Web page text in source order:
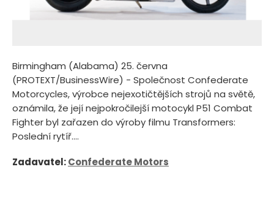
Birmingham (Alabama) 25. června
(PROTEXT/BusinessWire) - Společnost Confederate
Motorcycles, výrobce nejexotičtějších strojů na světě,
oznámila, že její nejpokročilejší motocykl P51 Combat
Fighter byl zařazen do výroby filmu Transformers:
Poslední rytíř....
Zadavatel:Confederate Motors